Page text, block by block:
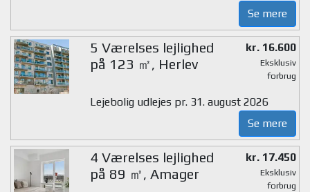
Se mere
5 Værelses lejlighed
på 123 ㎡, Herlev
kr. 16.600
Eksklusiv
forbrug
Lejebolig udlejes pr. 31. august 2026
Se mere
4 Værelses lejlighed
på 89 ㎡, Amager
kr. 17.450
Eksklusiv
forbrug